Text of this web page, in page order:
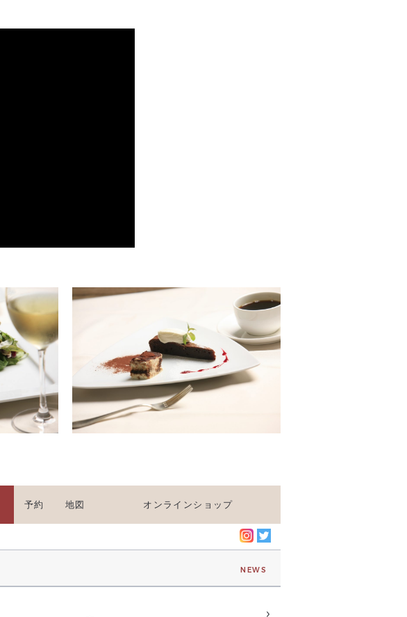
予約 地図 オンラインショップ
NEWS